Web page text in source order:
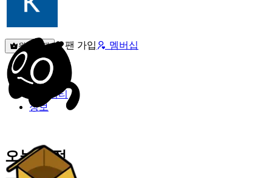
원픽선택 팬 가입 멤버십
밐타운
피드
커뮤니티
정보
오늘 일정